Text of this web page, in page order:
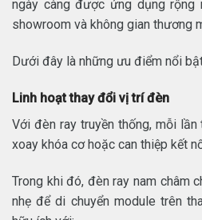
ngày càng được ứng dụng rộng
showroom và không gian thương
Dưới đây là những ưu điểm nổi
Linh hoạt thay đổi vị trí đèn
Với đèn ray truyền thống, mỗi
xoay khóa cơ hoặc can thiệp kết
Trong khi đó, đèn ray nam châm
nhẹ để di chuyển module trên